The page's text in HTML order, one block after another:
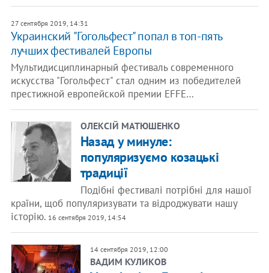
27 сентября 2019, 14:31
Украинский "Гогольфест" попал в топ-пять
лучших фестивалей Европы
Мультидисциплинарный фестиваль современного
искусства "Гогольфест" стал одним из победителей
престижной европейской премии EFFE…
ОЛЕКСІЙ МАТЮШЕНКО
Назад у минуле:
популяризуємо козацькі
традиції
Подібні фестивалі потрібні для нашої
країни, щоб популяризувати та відроджувати нашу
історію. 16 сентября 2019, 14:54
14 сентября 2019, 12:00
ВАДИМ КУЛИКОВ